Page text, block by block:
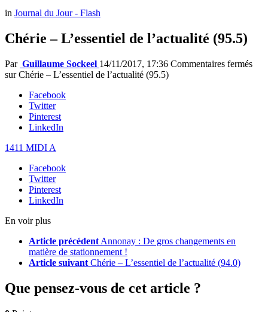
in Journal du Jour - Flash
Chérie – L’essentiel de l’actualité (95.5)
Par Guillaume Sockeel 14/11/2017, 17:36 Commentaires fermés
sur Chérie – L’essentiel de l’actualité (95.5)
Facebook
Twitter
Pinterest
LinkedIn
1411 MIDI A
Facebook
Twitter
Pinterest
LinkedIn
En voir plus
Article précédent Annonay : De gros changements en
matière de stationnement !
Article suivant Chérie – L’essentiel de l’actualité (94.0)
Que pensez-vous de cet article ?